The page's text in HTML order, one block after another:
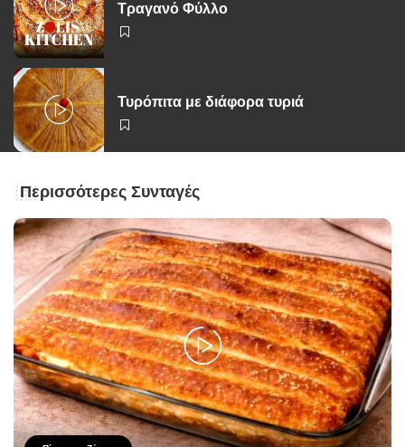
Τραγανό Φύλλο
Τυρόπιτα με διάφορα τυριά
Περισσότερες Συνταγές